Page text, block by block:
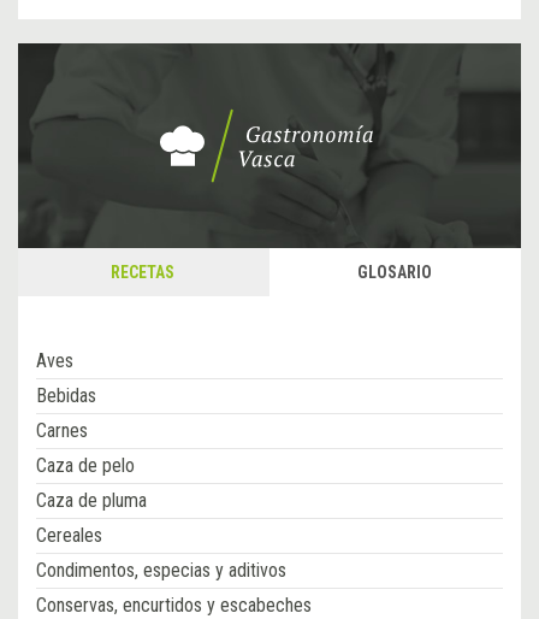
RECETAS GLOSARIO
Aves
Bebidas
Carnes
Caza de pelo
Caza de pluma
Cereales
Condimentos, especias y aditivos
Conservas, encurtidos y escabeches